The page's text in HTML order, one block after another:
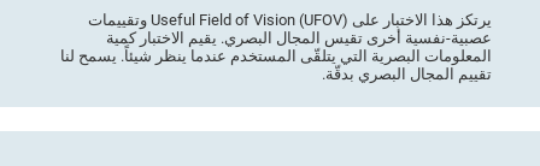
يرتكز هذا الاختبار على (Useful Field of Vision (UFOV وتقييمات
عصبية-نفسية أخرى تقيس المجال البصري. يقيم الاختبار كمية
المعلومات البصرية التي يتلقّى المستخدم عندما ينظر شيئاً. يسمح لنا
تقييم المجال البصري بدقّة.